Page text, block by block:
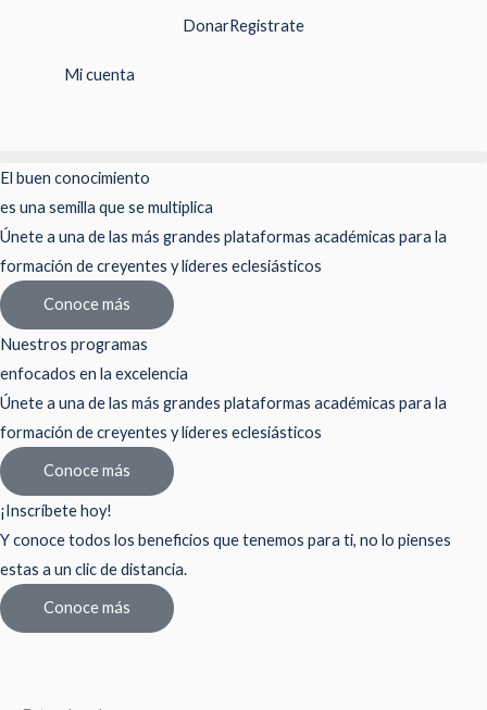
contenido
DonarRegistrate
Mi cuenta
El buen conocimiento
es una semilla que se multiplica
Únete a una de las más grandes plataformas académicas para la
formación de creyentes y líderes eclesiásticos
Conoce más
Nuestros programas
enfocados en la excelencia
Únete a una de las más grandes plataformas académicas para la
formación de creyentes y líderes eclesiásticos
Conoce más
¡Inscríbete hoy!
Y conoce todos los beneficios que tenemos para ti, no lo pienses
estas a un clic de distancia.
Conoce más